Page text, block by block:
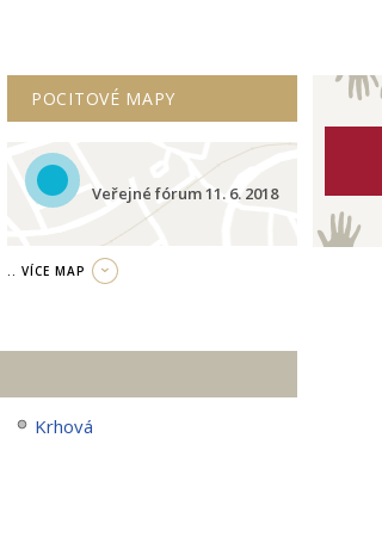
POCITOVÉ MAPY
Veřejné fórum 11. 6. 2018
.. VÍCE MAP
Krhová